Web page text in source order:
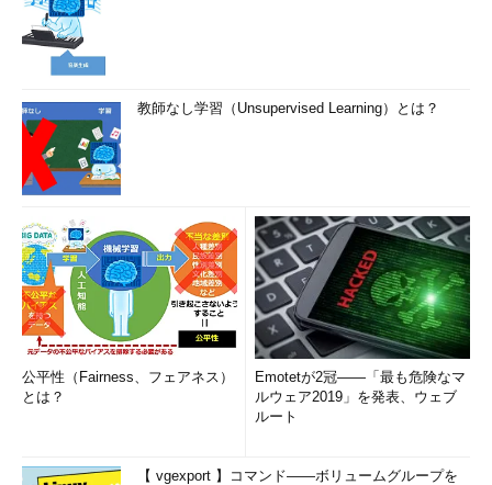
教師なし学習（Unsupervised Learning）とは？
公平性（Fairness、フェアネス）
とは？
Emotetが2冠――「最も危険なマ
ルウェア2019」を発表、ウェブ
ルート
【 vgexport 】コマンド――ボリュームグループを